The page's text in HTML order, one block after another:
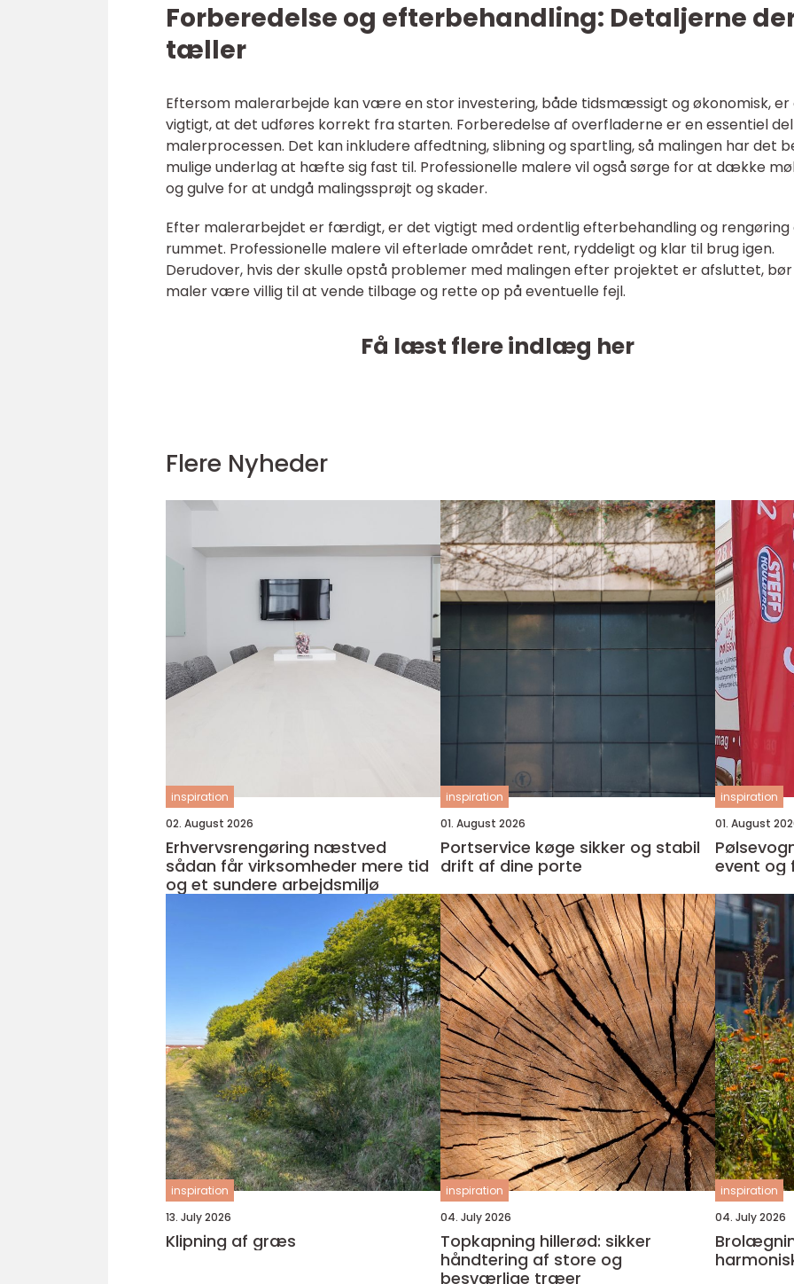
Forberedelse og efterbehandling: Detaljerne
tæller
Eftersom malerarbejde kan være en stor investering, både tidsmæssigt og økonomisk, er
vigtigt, at det udføres korrekt fra starten. Forberedelse af overfladerne er en essentiel
malerprocessen. Det kan inkludere affedtning, slibning og spartling, så malingen har det
mulige underlag at hæfte sig fast til. Professionelle malere vil også sørge for at dække
og gulve for at undgå malingssprøjt og skader.
Efter malerarbejdet er færdigt, er det vigtigt med ordentlig efterbehandling og rengøring
rummet. Professionelle malere vil efterlade området rent, ryddeligt og klar til brug igen.
Derudover, hvis der skulle opstå problemer med malingen efter projektet er afsluttet,
maler være villig til at vende tilbage og rette op på eventuelle fejl.
Få læst flere indlæg her
Flere Nyheder
inspiration
02. August 2026
Erhvervsrengøring næstved
sådan får virksomheder mere tid
og et sundere arbejdsmiljø
inspiration
01. August 2026
Portservice køge sikker og stabil
drift af dine porte
inspiration
01. August
event og
inspiration
13. July 2026
Klipning af græs
inspiration
04. July 2026
Topkapning hillerød: sikker
håndtering af store og
besværlige træer
inspiration
04. July 2026
Brolægning